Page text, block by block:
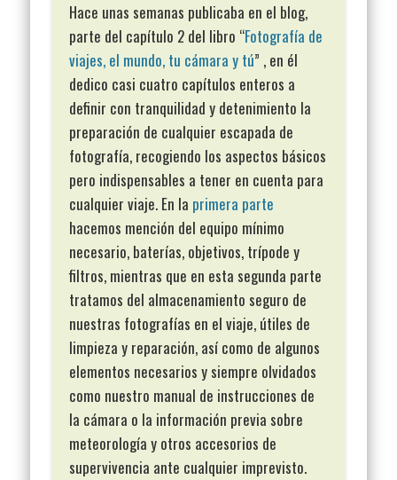
Hace unas semanas publicaba en el blog,
parte del capítulo 2 del libro “Fotografía de
viajes, el mundo, tu cámara y tú” , en él
dedico casi cuatro capítulos enteros a
definir con tranquilidad y detenimiento la
preparación de cualquier escapada de
fotografía, recogiendo los aspectos básicos
pero indispensables a tener en cuenta para
cualquier viaje. En la primera parte
hacemos mención del equipo mínimo
necesario, baterías, objetivos, trípode y
filtros, mientras que en esta segunda parte
tratamos del almacenamiento seguro de
nuestras fotografías en el viaje, útiles de
limpieza y reparación, así como de algunos
elementos necesarios y siempre olvidados
como nuestro manual de instrucciones de
la cámara o la información previa sobre
meteorología y otros accesorios de
supervivencia ante cualquier imprevisto.